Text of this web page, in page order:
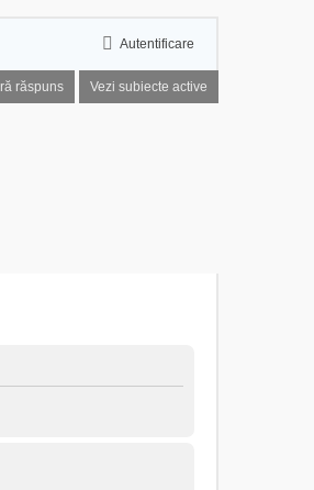
Autentificare
răspuns Vezi subiecte active